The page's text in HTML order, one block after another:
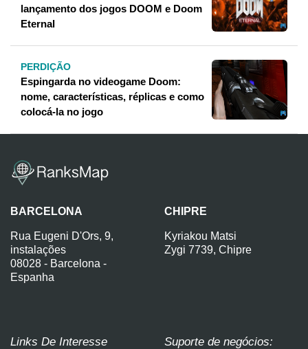
lançamento dos jogos DOOM e Doom
Eternal
PERDIÇÃO
Espingarda no videogame Doom:
nome, características, réplicas e como
colocá-la no jogo
BARCELONA
Rua Eugeni D'Ors, 9,
instalações
08028 - Barcelona -
Espanha
CHIPRE
Kyriakou Matsi
Zygi 7739, Chipre
Links De Interesse Suporte de negócios: